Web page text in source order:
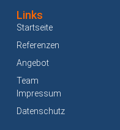
Links
Startseite
Referenzen
Angebot
Team
Impressum
Datenschutz